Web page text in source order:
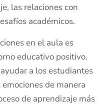
las relaciones con
académicos.
en el aula es
educativo positivo.
a los estudiantes
de manera
de aprendizaje más